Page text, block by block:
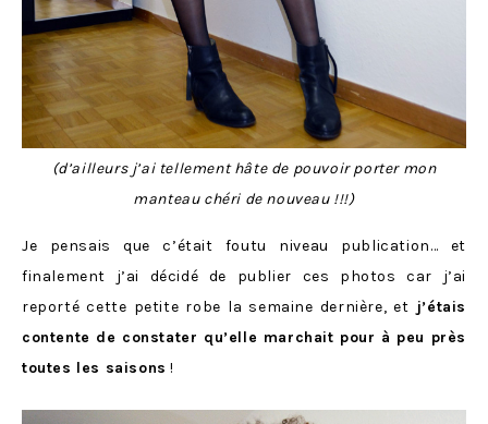
(d’ailleurs j’ai tellement hâte de pouvoir porter mon
manteau chéri de nouveau !!!)
Je pensais que c’était foutu niveau publication… et
finalement j’ai décidé de publier ces photos car j’ai
reporté cette petite robe la semaine dernière, et j’étais
contente de constater qu’elle marchait pour à peu près
toutes les saisons !